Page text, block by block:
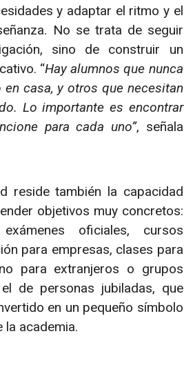
y adaptar el ritmo y el
No se trata de seguir
sino de construir un
“Hay alumnos que nunca
en casa, y otros que necesitan
Lo importante es encontrar
para cada uno”, señala
reside también la capacidad
objetivos muy concretos:
oficiales, cursos
para empresas, clases para
para extranjeros o grupos
de personas jubiladas, que
en un pequeño símbolo
la academia.